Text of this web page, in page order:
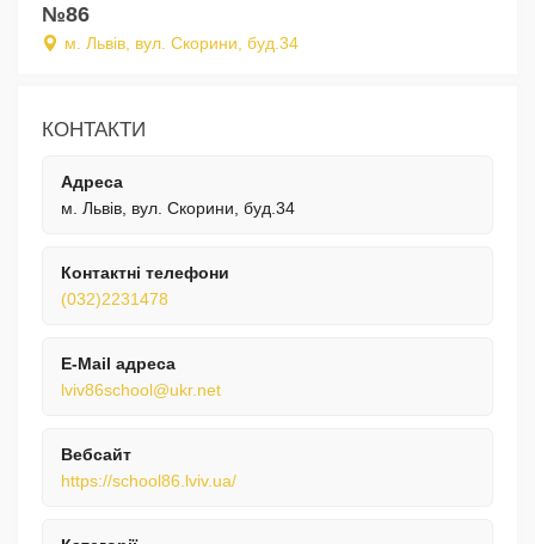
№86
м. Львів, вул. Скорини, буд.34
КОНТАКТИ
Адреса
м. Львів, вул. Скорини, буд.34
Контактні телефони
(032)2231478
E-Mail адреса
lviv86school@ukr.net
Вебсайт
https://school86.lviv.ua/